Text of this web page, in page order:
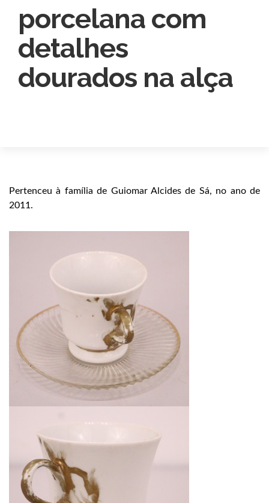
porcelana com
detalhes
dourados na alça
Pertenceu à família de Guiomar Alcides de Sá, no ano de
2011.